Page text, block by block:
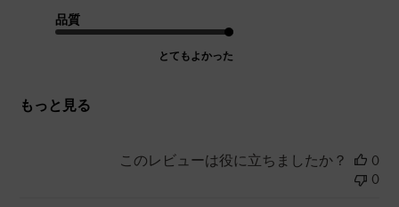
品質
とてもよかった
もっと見る
このレビューは役に立ちましたか？
0
0